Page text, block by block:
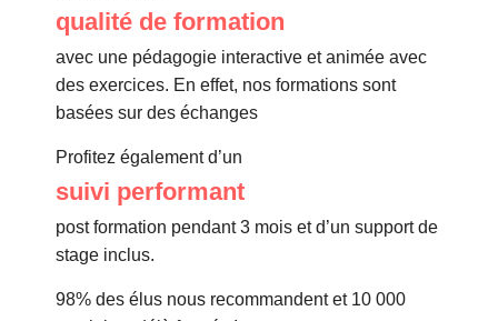
qualité de formation
avec une pédagogie interactive et animée avec
des exercices. En effet, nos formations sont
basées sur des échanges
Profitez également d’un
suivi performant
post formation pendant 3 mois et d’un support de
stage inclus.
98% des élus nous recommandent et 10 000